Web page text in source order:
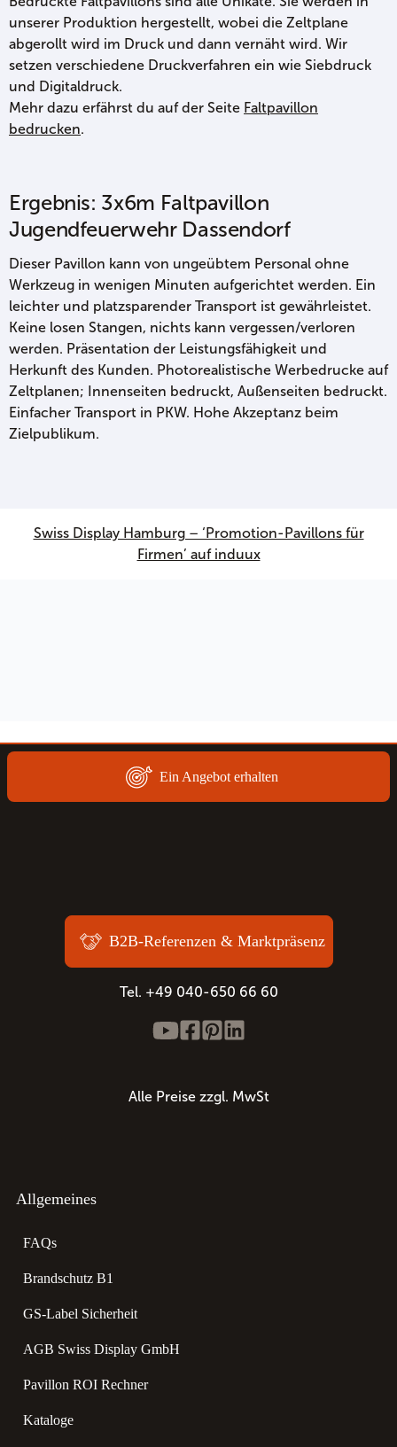
unserer Produktion hergestellt, wobei die Zeltplane
abgerollt wird im Druck und dann vernäht wird. Wir
setzen verschiedene Druckverfahren ein wie Siebdruck
und Digitaldruck.
Mehr dazu erfährst du auf der Seite Faltpavillon
bedrucken.
Ergebnis: 3x6m Faltpavillon
Jugendfeuerwehr Dassendorf
Dieser Pavillon kann von ungeübtem Personal ohne
Werkzeug in wenigen Minuten aufgerichtet werden. Ein
leichter und platzsparender Transport ist gewährleistet.
Keine losen Stangen, nichts kann vergessen/verloren
werden. Präsentation der Leistungsfähigkeit und
Herkunft des Kunden. Photorealistische Werbedrucke auf
Zeltplanen; Innenseiten bedruckt, Außenseiten bedruckt.
Einfacher Transport in PKW. Hohe Akzeptanz beim
Zielpublikum.
Swiss Display Hamburg – ‘Promotion-Pavillons für
Firmen’ auf induux
Ein Angebot erhalten
B2B-Referenzen & Marktpräsenz
Tel. +49 040-650 66 60
Alle Preise zzgl. MwSt
Allgemeines
FAQs
Brandschutz B1
GS-Label Sicherheit
AGB Swiss Display GmbH
Pavillon ROI Rechner
Kataloge